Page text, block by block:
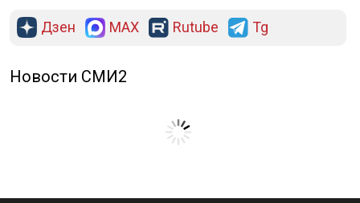
Дзен MAX Rutube Tg
Новости СМИ2